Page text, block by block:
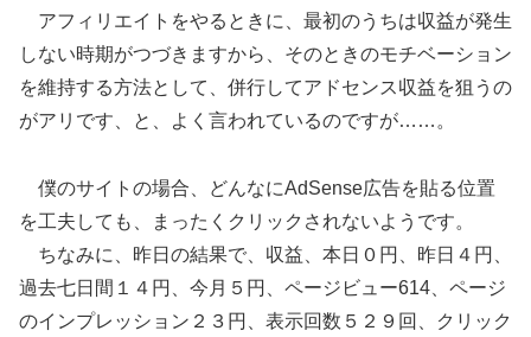
アフィリエイトをやるときに、最初のうちは収益が発生
しない時期がつづきますから、そのときのモチベーション
を維持する方法として、併行してアドセンス収益を狙うの
がアリです、と、よく言われているのですが……。
僕のサイトの場合、どんなにAdSense広告を貼る位置
を工夫しても、まったくクリックされないようです。
ちなみに、昨日の結果で、収益、本日０円、昨日４円、
過去七日間１４円、今月５円、ページビュー614、ページ
のインプレッション２３円、表示回数５２９回、クリック